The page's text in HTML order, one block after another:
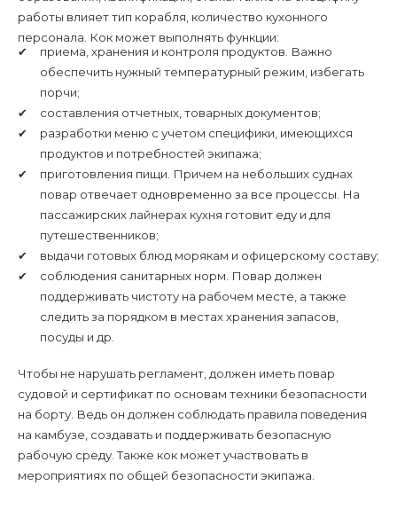
работы влияет тип корабля, количество кухонного
персонала. Кок может выполнять функции:
приема, хранения и контроля продуктов. Важно
обеспечить нужный температурный режим, избегать
порчи;
составления отчетных, товарных документов;
разработки меню с учетом специфики, имеющихся
продуктов и потребностей экипажа;
приготовления пищи. Причем на небольших суднах
повар отвечает одновременно за все процессы. На
пассажирских лайнерах кухня готовит еду и для
путешественников;
выдачи готовых блюд морякам и офицерскому составу;
соблюдения санитарных норм. Повар должен
поддерживать чистоту на рабочем месте, а также
следить за порядком в местах хранения запасов,
посуды и др.
Чтобы не нарушать регламент, должен иметь повар
судовой и сертификат по основам техники безопасности
на борту. Ведь он должен соблюдать правила поведения
на камбузе, создавать и поддерживать безопасную
рабочую среду. Также кок может участвовать в
мероприятиях по общей безопасности экипажа.